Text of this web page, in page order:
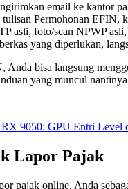
email ke kantor
tulisan Permohonan
asli, foto/scan NPWP
yang diperlukan,
Anda bisa langsung
yang muncul
9050: GPU Entri Level
Lapor Pajak
pajak online, Anda